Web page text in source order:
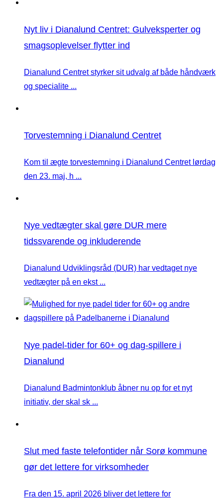
Nyt liv i Dianalund Centret: Gulveksperter og
smagsoplevelser flytter ind
Dianalund Centret styrker sit udvalg af både håndværk
og specialite ...
Torvestemning i Dianalund Centret
Kom til ægte torvestemning i Dianalund Centret lørdag
den 23. maj, h ...
Nye vedtægter skal gøre DUR mere
tidssvarende og inkluderende
Dianalund Udviklingsråd (DUR) har vedtaget nye
vedtægter på en ekst ...
Nye padel-tider for 60+ og dag-spillere i
Dianalund
Dianalund Badmintonklub åbner nu op for et nyt
initiativ, der skal sk ...
Slut med faste telefontider når Sorø kommune
gør det lettere for virksomheder
Fra den 15. april 2026 bliver det lettere for